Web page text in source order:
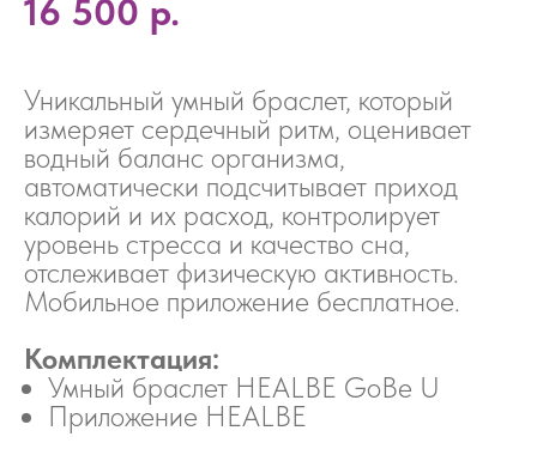
16 500 р.
Уникальный умный браслет, который
измеряет сердечный ритм, оценивает
водный баланс организма,
автоматически подсчитывает приход
калорий и их расход, контролирует
уровень стресса и качество сна,
отслеживает физическую активность.
Мобильное приложение бесплатное.
Комплектация:
Умный браслет HEALBE GoBe U
Приложение HEALBE